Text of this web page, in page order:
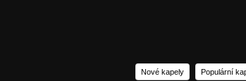
Nové kapely Populární